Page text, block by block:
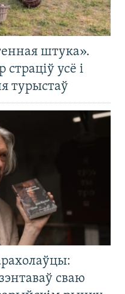
штука».
страціў усё і
турыстаў
сваю